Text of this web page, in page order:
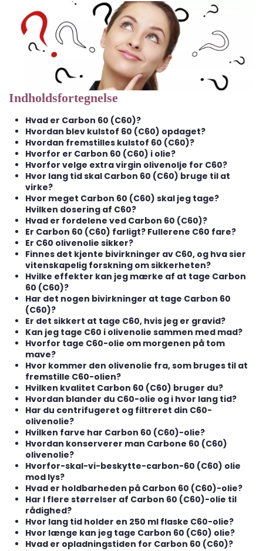
Indholdsfortegnelse
Hvad er Carbon 60 (C60)?
Hvordan blev kulstof 60 (C60) opdaget?
Hvordan fremstilles kulstof 60 (C60)?
Hvorfor er Carbon 60 (C60) i olie?
Hvorfor velge extra virgin olivenolje for C60?
Hvor lang tid skal Carbon 60 (C60) bruge til at
virke?
Hvor meget Carbon 60 (C60) skal jeg tage?
Hvilken dosering af C60?
Hvad er fordelene ved Carbon 60 (C60)?
Er Carbon 60 (C60) farligt? Fullerene C60 fare?
Er C60 olivenolie sikker?
Finnes det kjente bivirkninger av C60, og hva sier
vitenskapelig forskning om sikkerheten?
Hvilke effekter kan jeg mærke af at tage Carbon
60 (C60)?
Har det nogen bivirkninger at tage Carbon 60
(C60)?
Er det sikkert at tage C60, hvis jeg er gravid?
Kan jeg tage C60 i olivenolie sammen med mad?
Hvorfor tage C60-olie om morgenen på tom
mave?
Hvor kommer den olivenolie fra, som bruges til at
fremstille C60-olien?
Hvilken kvalitet Carbon 60 (C60) bruger du?
Hvordan blander du C60-olie og i hvor lang tid?
Har du centrifugeret og filtreret din C60-
olivenolie?
Hvilken farve har Carbon 60 (C60)-olie?
Hvordan konserverer man Carbone 60 (C60)
olivenolie?
Hvorfor-skal-vi-beskytte-carbon-60 (C60) olie
mod lys?
Hvad er holdbarheden på Carbon 60 (C60)-olie?
Har I flere størrelser af Carbon 60 (C60)-olie til
rådighed?
Hvor lang tid holder en 250 ml flaske C60-olie?
Hvor længe kan jeg tage Carbon 60 (C60) olie?
Hvad er opladningstiden for Carbon 60 (C60)?